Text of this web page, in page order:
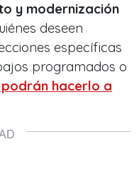
y modernización
deseen
específicas
programados o
podrán hacerlo a